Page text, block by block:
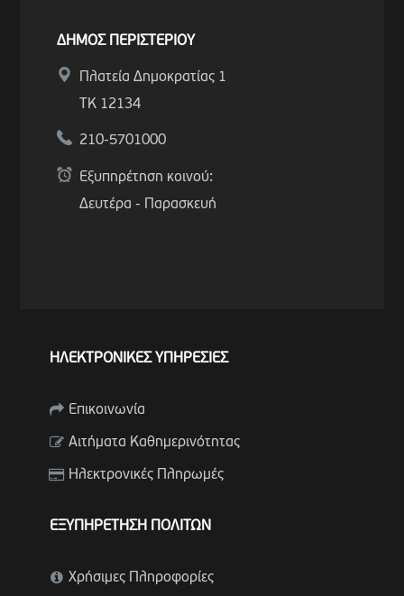
ΔΗΜΟΣ ΠΕΡΙΣΤΕΡΙΟΥ
Πλατεία Δημοκρατίας 1
ΤΚ 12134
210-5701000
Εξυπηρέτηση κοινού:
Δευτέρα - Παρασκευή
ΗΛΕΚΤΡΟΝΙΚΕΣ ΥΠΗΡΕΣΙΕΣ
Επικοινωνία
Αιτήματα Καθημερινότητας
Ηλεκτρονικές Πληρωμές
ΕΞΥΠΗΡΕΤΗΣΗ ΠΟΛΙΤΩΝ
Χρήσιμες Πληροφορίες